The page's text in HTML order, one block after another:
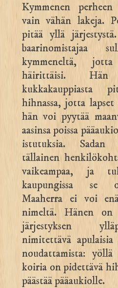
Kymmenen
vain vähän lakeja.
pitää yllä
baarinomistajaa
kymmeneltä,
häirittäisi.
kukkakauppiasta
hihnassa, jotta
hän voi pyytää
aasinsa poissa
istutuksia. Sadan
tällainen
vaikeampaa, ja
kaupungissa se
Maaherra ei voi
nimeltä. Hänen on
järjestyksen
nimitettävä
noudattamista:
koiria on pidettävä
päästää pääaukiolle.